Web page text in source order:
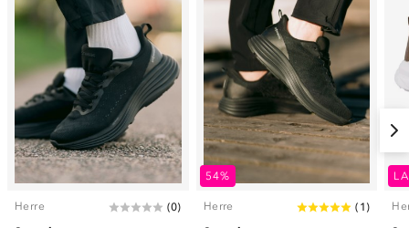
Herre (0)
54%
Herre ( 1 )